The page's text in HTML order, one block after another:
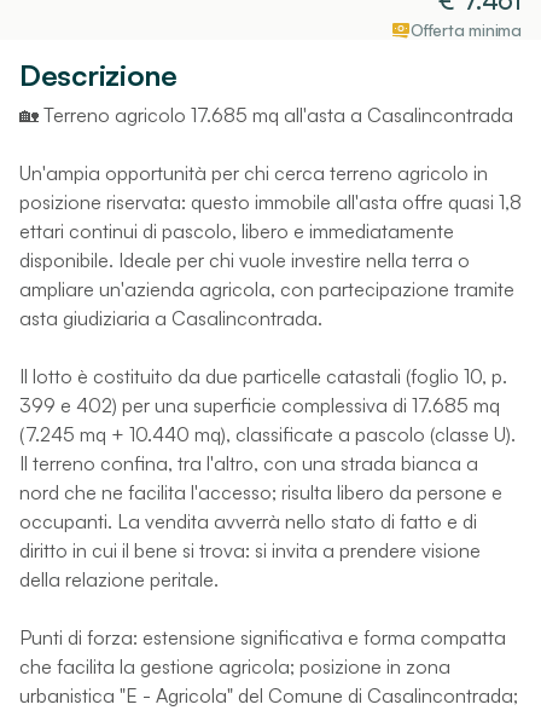
Offerta minima
Descrizione
🏡 Terreno agricolo 17.685 mq all'asta a Casalincontrada
Un'ampia opportunità per chi cerca terreno agricolo in
posizione riservata: questo immobile all'asta offre quasi 1,8
ettari continui di pascolo, libero e immediatamente
disponibile. Ideale per chi vuole investire nella terra o
ampliare un'azienda agricola, con partecipazione tramite
asta giudiziaria a Casalincontrada.
Il lotto è costituito da due particelle catastali (foglio 10, p.
399 e 402) per una superficie complessiva di 17.685 mq
(7.245 mq + 10.440 mq), classificate a pascolo (classe U).
Il terreno confina, tra l'altro, con una strada bianca a
nord che ne facilita l'accesso; risulta libero da persone e
occupanti. La vendita avverrà nello stato di fatto e di
diritto in cui il bene si trova: si invita a prendere visione
della relazione peritale.
Punti di forza: estensione significativa e forma compatta
che facilita la gestione agricola; posizione in zona
urbanistica "E - Agricola" del Comune di Casalincontrada;